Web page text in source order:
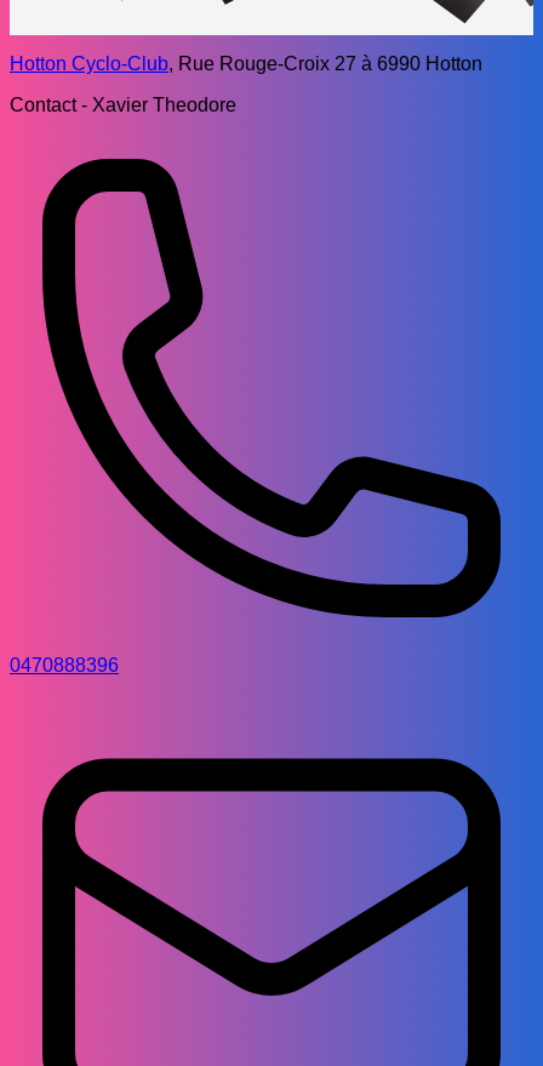
Hotton Cyclo-Club, Rue Rouge-Croix 27 à 6990 Hotton
Contact - Xavier Theodore
0470888396